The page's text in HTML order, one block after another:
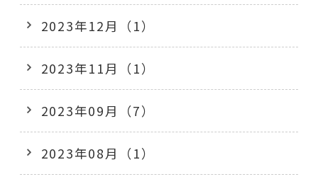
2023年12月（1）
2023年11月（1）
2023年09月（7）
2023年08月（1）